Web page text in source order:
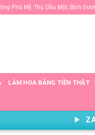
Phú Mỹ, Thủ Dầu Một, Bình
LÀM HOA BẰNG TIỀN THẬT